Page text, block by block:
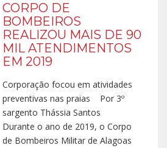
CORPO DE
BOMBEIROS
REALIZOU MAIS DE 90
MIL ATENDIMENTOS
EM 2019
Corporação focou em atividades
preventivas nas praias Por 3º
sargento Thássia Santos
Durante o ano de 2019, o Corpo
de Bombeiros Militar de Alagoas